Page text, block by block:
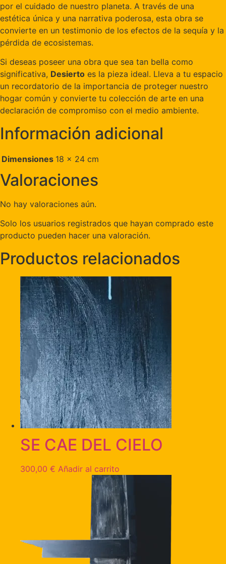
por el cuidado de nuestro planeta. A través de una
estética única y una narrativa poderosa, esta obra se
convierte en un testimonio de los efectos de la sequía y la
pérdida de ecosistemas.
Si deseas poseer una obra que sea tan bella como
significativa, Desierto es la pieza ideal. Lleva a tu espacio
un recordatorio de la importancia de proteger nuestro
hogar común y convierte tu colección de arte en una
declaración de compromiso con el medio ambiente.
Información adicional
Dimensiones 18 × 24 cm
Valoraciones
No hay valoraciones aún.
Solo los usuarios registrados que hayan comprado este
producto pueden hacer una valoración.
Productos relacionados
SE CAE DEL CIELO
300,00 € Añadir al carrito